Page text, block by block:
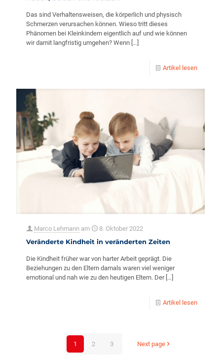
Das sind Verhaltensweisen, die körperlich und physisch
Schmerzen verursachen können. Wieso tritt dieses
Phänomen bei Kleinkindern eigentlich auf und wie können
wir damit langfristig umgehen? Wenn […]
Artikel lesen
Marco Lehmann am 8. Oktober 2022
Veränderte Kindheit in veränderten Zeiten
Die Kindheit früher war von harter Arbeit geprägt. Die
Beziehungen zu den Eltern damals waren viel weniger
emotional und nah wie zu den heutigen Eltern. Der[…]
Artikel lesen
1 2 3 Next page